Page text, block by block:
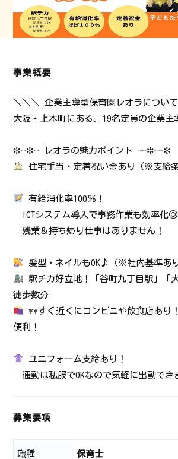
事業概要
＼＼＼ 企業主導型保育園レオラについ
大阪・上本町にある、19名定員の企業主
✼┈✼┈ レオラの魅力ポイント ┈✼┈✼
住宅手当・定着祝い金あり（※支給条
有給消化率100％！
ICTシステム導入で事務作業も効率化◎
残業＆持ち帰り仕事はありません！
髪型・ネイルもOK♪（※社内基準あり
駅チカ好立地！「谷町九丁目駅」「
徒歩数分
**すぐ近くにコンビニや飲食店あり
便利！
ユニフォーム支給あり！
通勤は私服でOKなので気軽に出勤でき
募集要項
職種 保育士